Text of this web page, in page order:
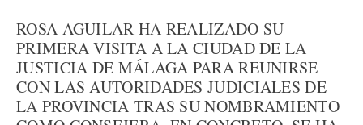
ROSA AGUILAR HA REALIZADO SU
PRIMERA VISITA A LA CIUDAD DE LA
JUSTICIA DE MÁLAGA PARA REUNIRSE
CON LAS AUTORIDADES JUDICIALES DE
LA PROVINCIA TRAS SU NOMBRAMIENTO